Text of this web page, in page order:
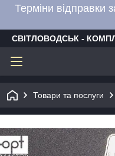
Терміни відправки
СВІТЛОВОДСЬК -
Товари та послуги